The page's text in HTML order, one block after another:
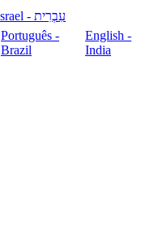
עִבְרִית - Israel
Português -
Brazil
English -
India